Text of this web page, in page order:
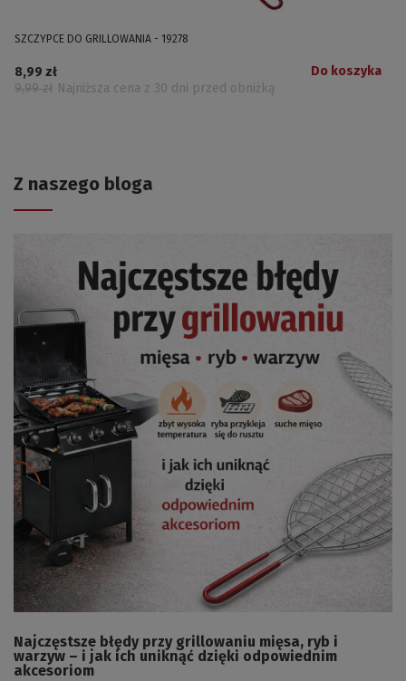
SZCZYPCE DO GRILLOWANIA - 19278
8,99 zł
9,99 zł Najniższa cena z 30 dni przed obniżką
Do koszyka
Z naszego bloga
Najczęstsze błędy przy grillowaniu mięsa, ryb i
warzyw – i jak ich uniknąć dzięki odpowiednim
akcesoriom